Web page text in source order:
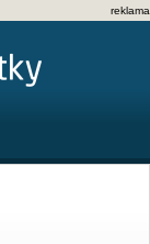
reklama